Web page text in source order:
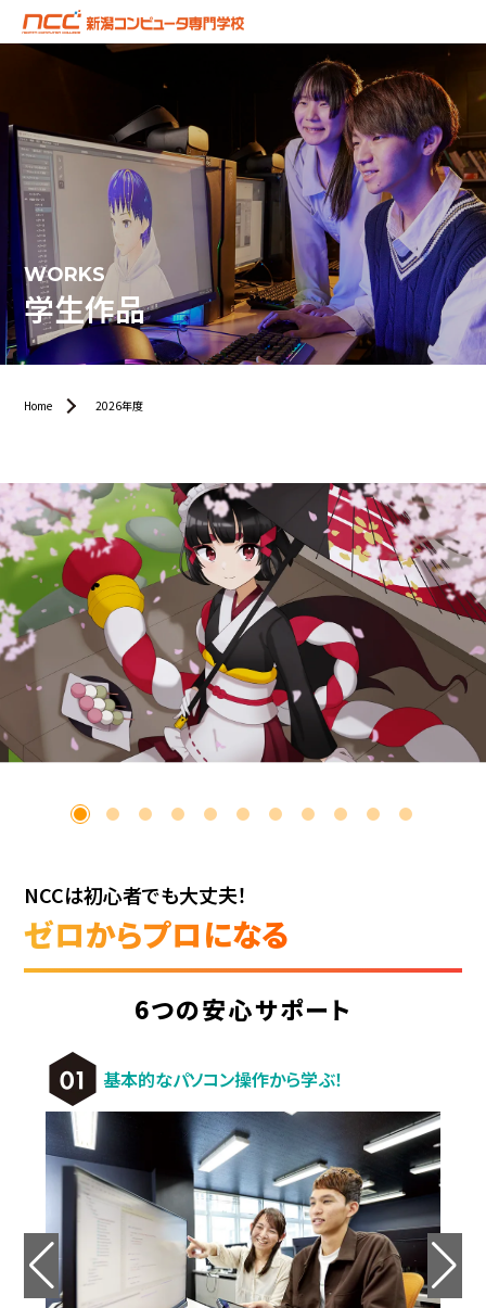
WORKS
学生作品
Home 2026年度
NCCは初心者でも大丈夫！
ゼロからプロになる
6つの安心サポート
基本的なパソコン操作から学ぶ！